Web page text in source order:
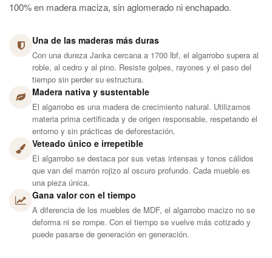
100% en madera maciza, sin aglomerado ni enchapado.
Una de las maderas más duras
Con una dureza Janka cercana a 1700 lbf, el algarrobo supera al
roble, al cedro y al pino. Resiste golpes, rayones y el paso del
tiempo sin perder su estructura.
Madera nativa y sustentable
El algarrobo es una madera de crecimiento natural. Utilizamos
materia prima certificada y de origen responsable, respetando el
entorno y sin prácticas de deforestación.
Veteado único e irrepetible
El algarrobo se destaca por sus vetas intensas y tonos cálidos
que van del marrón rojizo al oscuro profundo. Cada mueble es
una pieza única.
Gana valor con el tiempo
A diferencia de los muebles de MDF, el algarrobo macizo no se
deforma ni se rompe. Con el tiempo se vuelve más cotizado y
puede pasarse de generación en generación.